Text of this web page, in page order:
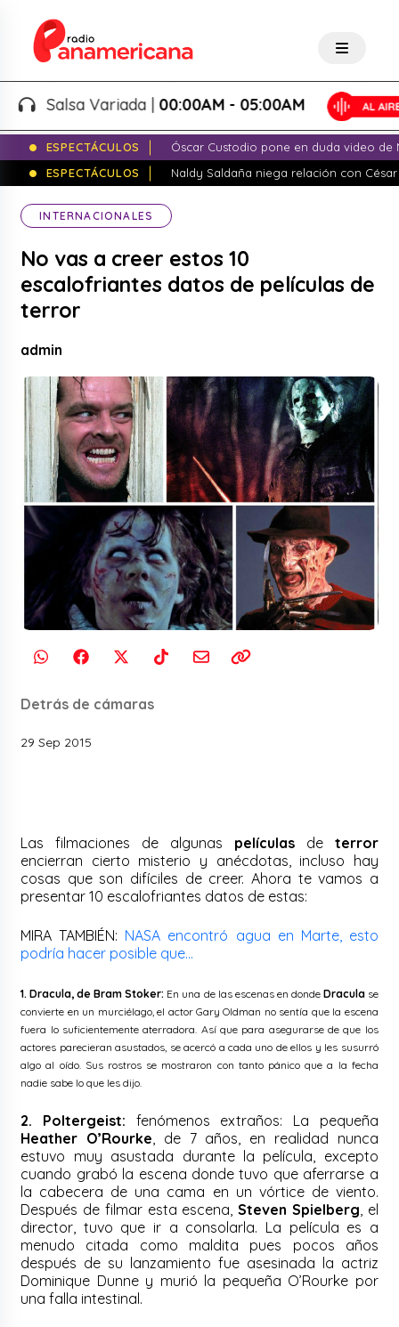
Salsa Variada |00:00AM - 05:00AM
ESPECTÁCULOS
Óscar Custodio pone en duda video de
ESPECTÁCULOS
Naldy Saldaña niega relación con
INTERNACIONALES
No vas a creer estos 10
escalofriantes datos de películas de
terror
admin
Detrás de cámaras
29 Sep 2015
Las filmaciones de algunas películasde terror
encierran cierto misterio y anécdotas, incluso hay
cosas que son difíciles de creer. Ahora te vamos a
presentar 10 escalofriantes datos de estas:
MIRA TAMBIÉN: NASA encontró agua en Marte, esto
podría hacer posible que…
1. Dracula, de Bram Stoker: En una de las escenas en donde Draculase
convierte en un murciélago, el actor Gary Oldman no sentía que la escena
fuera lo suficientemente aterradora. Así que para asegurarse de que los
actores parecieran asustados, se acercó a cada uno de ellos y les susurró
algo al oído. Sus rostros se mostraron con tanto pánico que a la fecha
nadie sabe lo que les dijo.
2. Poltergeist: fenómenos extraños: La pequeña
Heather O’Rourke , de 7 años, en realidad nunca
estuvo muy asustada durante la película, excepto
cuando grabó la escena donde tuvo que aferrarse a
la cabecera de una cama en un vórtice de viento.
Después de filmar esta escena,Steven Spielberg , el
director, tuvo que ir a consolarla. La película es a
menudo citada como maldita pues pocos años
después de su lanzamiento fue asesinada la actriz
Dominique Dunne y murió la pequeña O’Rourke por
una falla intestinal.